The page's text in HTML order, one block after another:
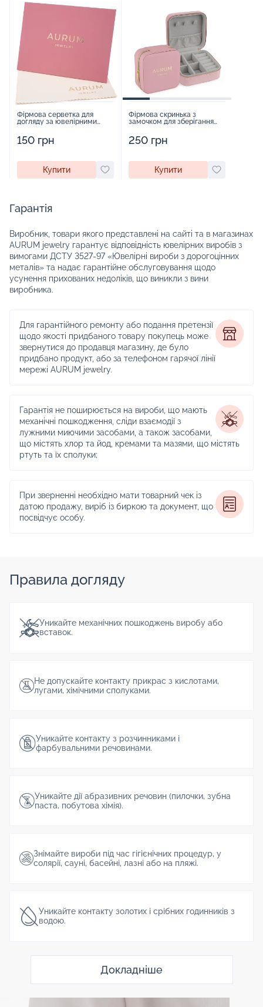
Фірмова серветка для
догляду за ювелірними
150 грн
Купити
Фірмова скринька з
замочком для зберігання
250 грн
Купити
Гарантія
Виробник, товари якого представлені на сайті та в магазинах
AURUM jewelry гарантує відповідність ювелірних виробів з
вимогами ДСТУ 3527-97 «Ювелірні вироби з дорогоцінних
металів» та надає гарантійне обслуговування щодо
усунення прихованих недоліків, що виникли з вини
виробника.
Для гарантійного ремонту або подання претензії
щодо якості придбаного товару покупець може
звернутися до продавця магазину, де було
придбано продукт, або за телефоном гарячої лінії
мережі AURUM jewelry.
Гарантія не поширюється на вироби, що мають
механічні пошкодження, сліди взаємодії з
лужними миючими засобами, а також засобами,
що містять хлор та йод, кремами та мазями, що містять
ртуть та їх сполуки;
При зверненні необхідно мати товарний чек із
датою продажу, виріб із биркою та документ, що
посвідчує особу.
Правила догляду
Уникайте механічних пошкоджень виробу або
вставок.
Не допускайте контакту прикрас з кислотами,
лугами, хімічними сполуками.
Уникайте контакту з розчинниками і
фарбувальними речовинами.
Уникайте дії абразивних речовин (пилочки, зубна
паста, побутова хімія).
Знімайте вироби під час гігієнічних процедур, у
солярії, сауні, басейні, лазні або на пляжі.
Уникайте контакту золотих і срібних годинників з
водою.
Докладніше